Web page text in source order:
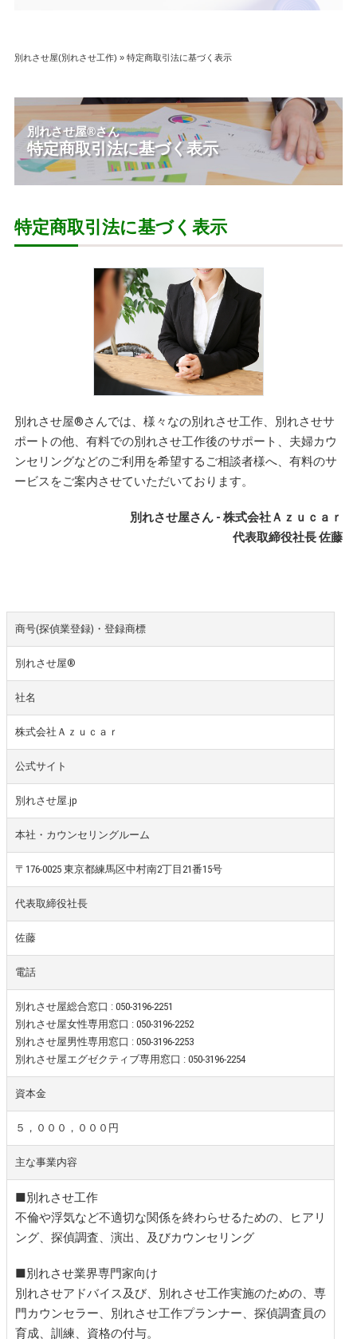
別れさせ屋(別れさせ工作) » 特定商取引法に基づく表示
別れさせ屋®さん
特定商取引法に基づく表示
特定商取引法に基づく表示
別れさせ屋®さんでは、様々なの別れさせ工作、別れさせサ
ポートの他、有料での別れさせ工作後のサポート、夫婦カウ
ンセリングなどのご利用を希望するご相談者様へ、有料のサ
ービスをご案内させていただいております。
別れさせ屋さん - 株式会社Ａｚｕｃａｒ
代表取締役社長 佐藤
商号(探偵業登録)・登録商標
別れさせ屋®
社名
株式会社Ａｚｕｃａｒ
公式サイト
別れさせ屋.jp
本社・カウンセリングルーム
〒176-0025 東京都練馬区中村南2丁目21番15号
代表取締役社長
佐藤
電話
別れさせ屋総合窓口 : 050-3196-2251
別れさせ屋女性専用窓口 : 050-3196-2252
別れさせ屋男性専用窓口 : 050-3196-2253
別れさせ屋エグゼクティブ専用窓口 : 050-3196-2254
資本金
５，０００，０００円
主な事業内容
■別れさせ工作
不倫や浮気など不適切な関係を終わらせるための、ヒアリ
ング、探偵調査、演出、及びカウンセリング
■別れさせ業界専門家向け
別れさせアドバイス及び、別れさせ工作実施のための、専
門カウンセラー、別れさせ工作プランナー、探偵調査員の
育成、訓練、資格の付与。